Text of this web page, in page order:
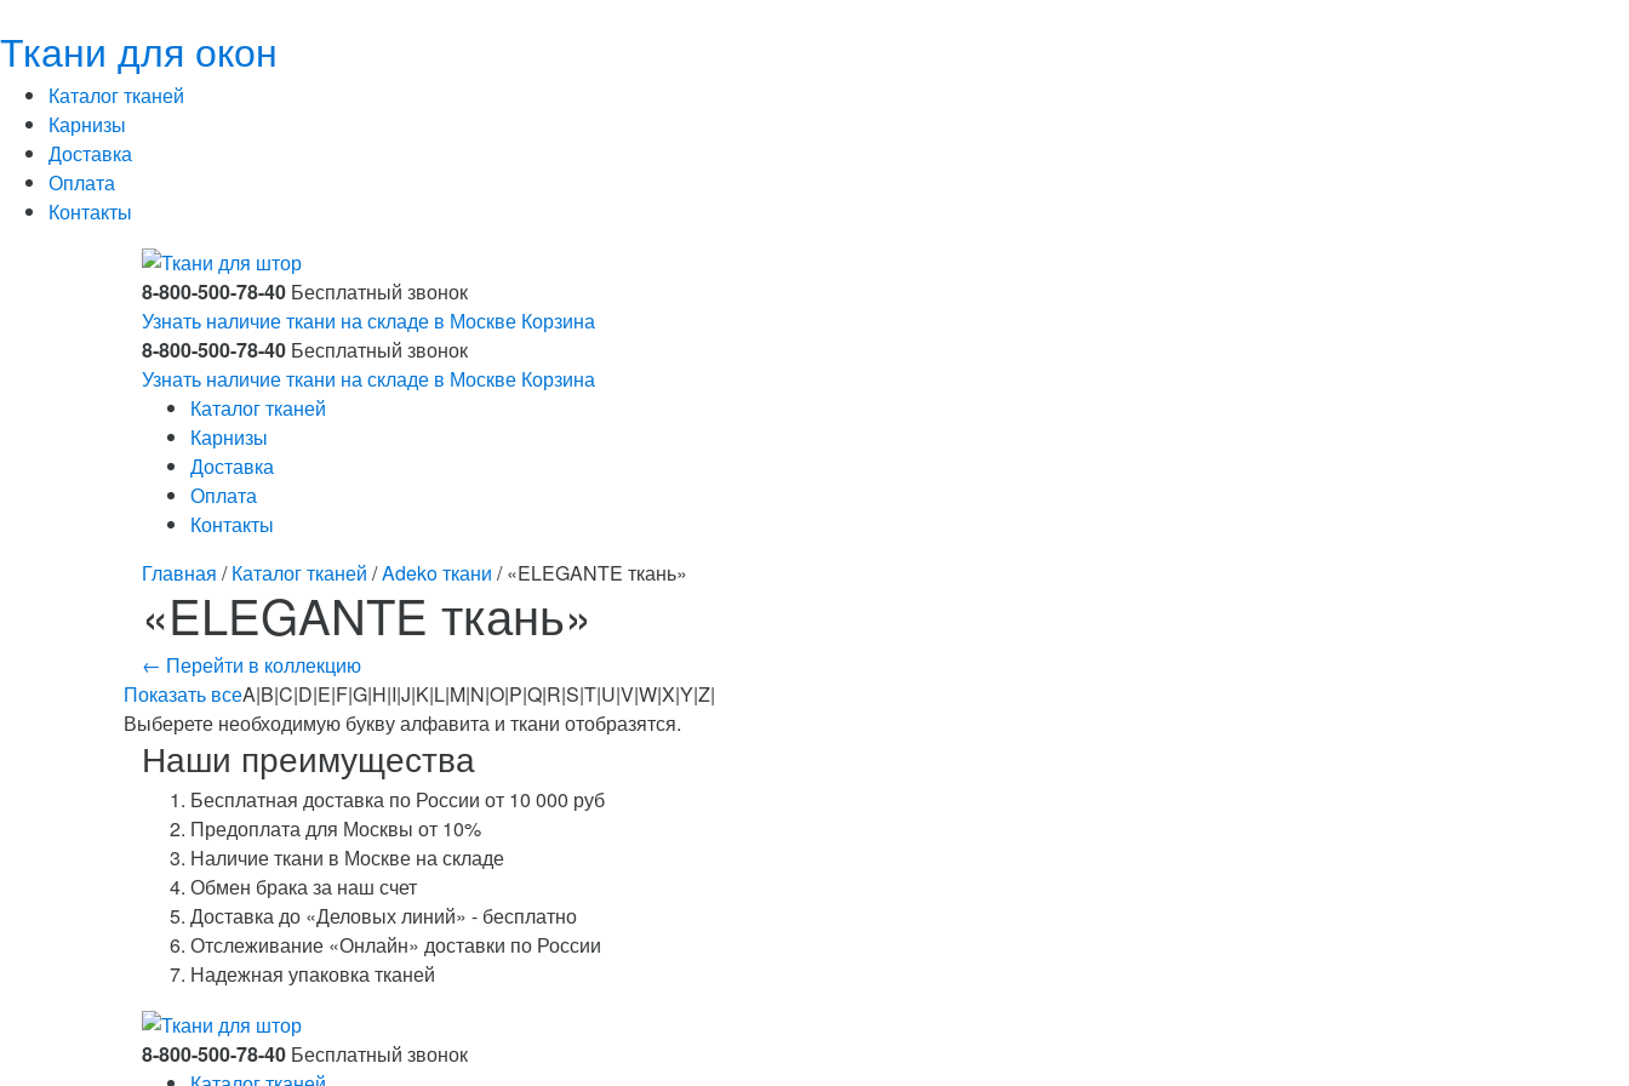
Ткани для окон
Каталог тканей
Карнизы
Доставка
Оплата
Контакты
8-800-500-78-40 Бесплатный звонок
Узнать наличие ткани на складе в Москве Корзина
8-800-500-78-40 Бесплатный звонок
Узнать наличие ткани на складе в Москве Корзина
Каталог тканей
Карнизы
Доставка
Оплата
Контакты
Главная /Каталог тканей /Adeko ткани / «ELEGANTE ткань»
«ELEGANTE ткань»
← Перейти в коллекцию
Показать всеA|B|C|D|E|F|G|H|I|J|K|L|M|N|O|P|Q|R|S|T|U|V|W|X|Y|Z|
Выберете необходимую букву алфавита и ткани отобразятся.
Наши преимущества
Бесплатная доставка по России от 10 000 руб
Предоплата для Москвы от 10%
Наличие ткани в Москве на складе
Обмен брака за наш счет
Доставка до «Деловых линий» - бесплатно
Отслеживание «Онлайн» доставки по России
Надежная упаковка тканей
8-800-500-78-40 Бесплатный звонок